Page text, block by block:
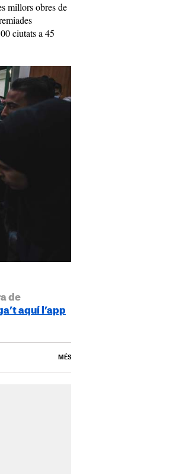
millors obres de
ciutats a 45
de
aquí l’app
MÉS